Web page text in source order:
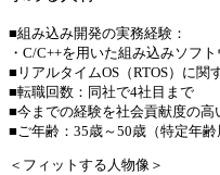
■組み込み開発の実務経験：
・C/C++を用いた組み込みソフ
■リアルタイムOS（RTOS）に関
■転職回数：同社で4社目まで
■今までの経験を社会貢献度の高
■ご年齢：35歳～50歳（特定年
＜フィットする人物像＞